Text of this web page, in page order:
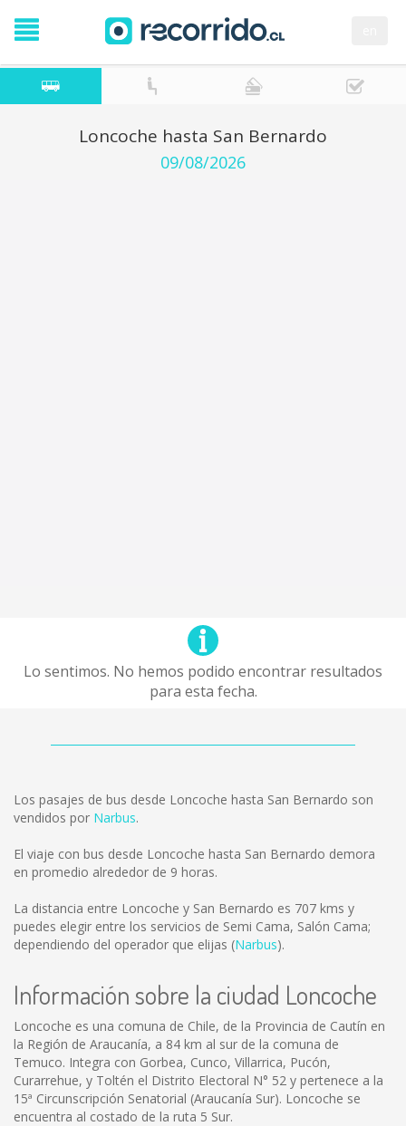
Loncoche hasta San Bernardo
09/08/2026
Lo sentimos. No hemos podido encontrar resultados
para esta fecha.
Los pasajes de bus desde Loncoche hasta San Bernardo son
vendidos por Narbus.
El viaje con bus desde Loncoche hasta San Bernardo demora
en promedio alrededor de 9 horas.
La distancia entre Loncoche y San Bernardo es 707 kms y
puedes elegir entre los servicios de Semi Cama, Salón Cama;
dependiendo del operador que elijas (Narbus).
Información sobre la ciudad Loncoche
Loncoche es una comuna de Chile, de la Provincia de Cautín en
la Región de Araucanía, a 84 km al sur de la comuna de
Temuco. Integra con Gorbea, Cunco, Villarrica, Pucón,
Curarrehue, y Toltén el Distrito Electoral N° 52 y pertenece a la
15ª Circunscripción Senatorial (Araucanía Sur). Loncoche se
encuentra al costado de la ruta 5 Sur.